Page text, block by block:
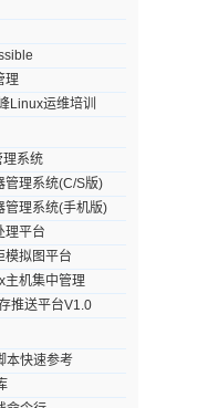
理
Linux运维培训
理系统
管理系统(C/S版)
管理系统(手机版)
理平台
模拟图平台
主机集中管理
推送平台V1.0
本快速参考